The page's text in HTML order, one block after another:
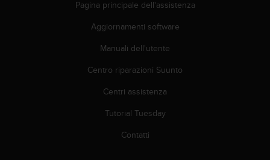
Pagina principale dell'assistenza
Aggiornamenti software
Manuali dell'utente
Centro riparazioni Suunto
Centri assistenza
Tutorial Tuesday
Contatti